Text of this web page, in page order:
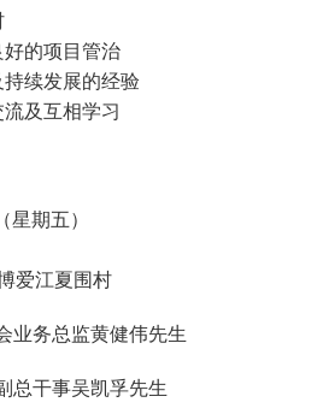
的项目管治
续发展的经验
及互相学习
星期五）
爱江夏围村
业务总监黄健伟先生
总干事吴凯孚先生